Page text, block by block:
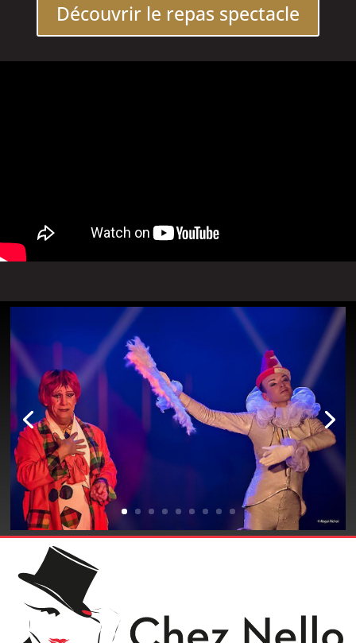
Découvrir le repas spectacle